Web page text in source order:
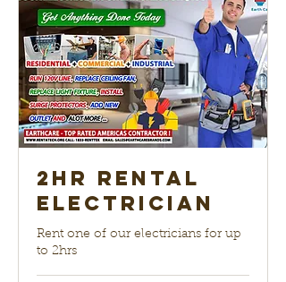
2hr Rental
electrician
Rent one of our electricians for up
to 2hrs